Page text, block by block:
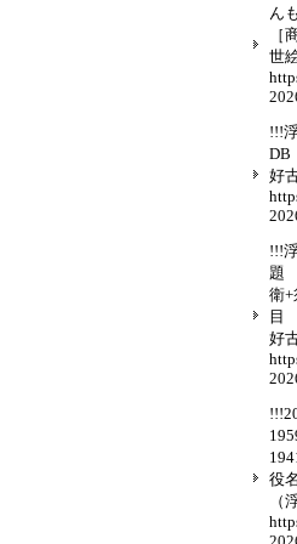
ん
［
世
!!!
DB
好
!!!
題
衛+
目
好
役
（